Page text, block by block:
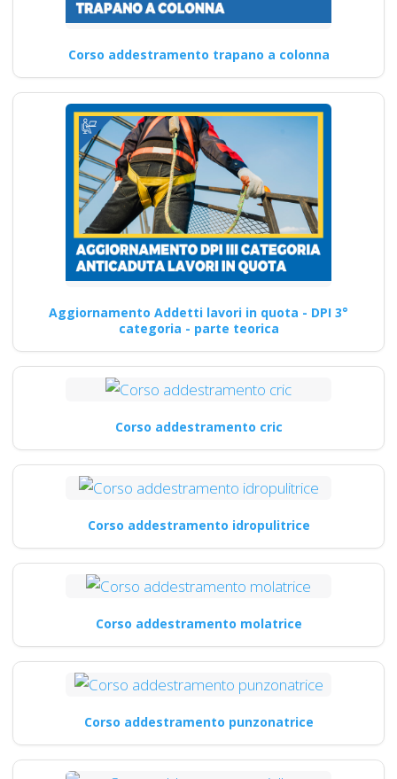
Corso addestramento trapano a colonna
Aggiornamento Addetti lavori in quota - DPI 3°
categoria - parte teorica
Corso addestramento cric
Corso addestramento idropulitrice
Corso addestramento molatrice
Corso addestramento punzonatrice